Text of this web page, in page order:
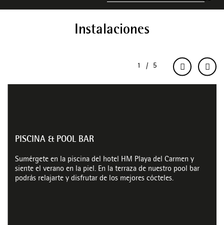
Instalaciones
PISCINA & POOL BAR
Sumérgete en la piscina del hotel HM Playa del Carmen y
siente el verano en la piel. En la terraza de nuestro pool bar
podrás relajarte y disfrutar de los mejores cócteles.